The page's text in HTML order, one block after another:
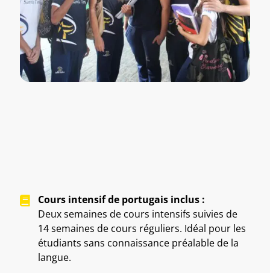
Cours intensif de portugais inclus :
Deux semaines de cours intensifs suivies de
14 semaines de cours réguliers. Idéal pour les
étudiants sans connaissance préalable de la
langue.